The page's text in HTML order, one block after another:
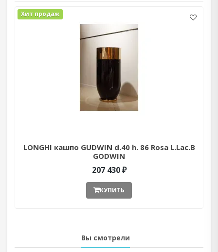
Хит продаж
LONGHI кашпо GUDWIN d.40 h. 86 Rosa L.Lac.B
GODWIN
207 430 ₽
КУПИТЬ
Вы смотрели